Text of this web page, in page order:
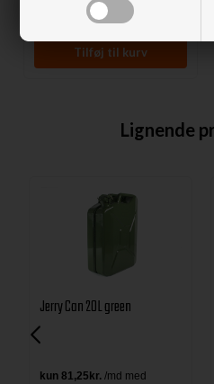
Fjernlager
Lignende
Jerry Can 20L green